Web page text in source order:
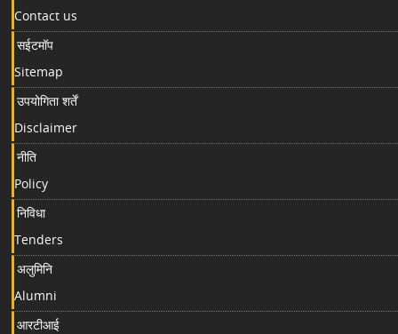
Contact us
सईटमॉप
Sitemap
उपयोगिता शर्तें
Disclaimer
नीति
Policy
निविधा
Tenders
अलुमिनि
Alumni
आरटीआई